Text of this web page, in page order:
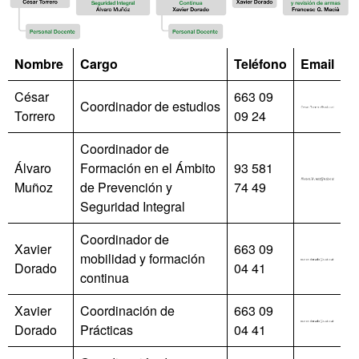
Nombre Cargo Teléfono
Email
César
Torrero
Coordinador de estudios
663 09
09 24
Álvaro
Muñoz
Coordinador de
Formación en el Ámbito
de Prevención y
Seguridad Integral
93 581
74 49
Xavier
Dorado
Coordinador de
mobilidad y formación
continua
663 09
04 41
Xavier
Dorado
Coordinación de
Prácticas
663 09
04 41